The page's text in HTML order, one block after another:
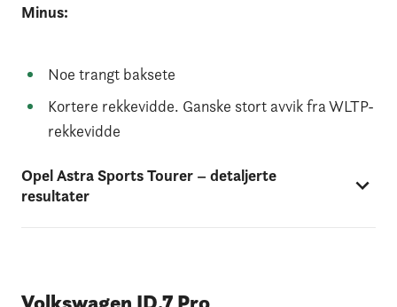
Minus:
Noe trangt baksete
Kortere rekkevidde. Ganske stort avvik fra WLTP-
rekkevidde
Opel Astra Sports Tourer – detaljerte
resultater